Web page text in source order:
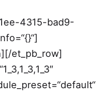
4315-bad9-
et_pb_row]